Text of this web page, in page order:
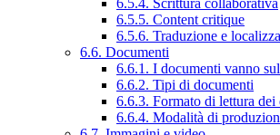
6.5.4. Scrittura collaborativa
6.5.5. Content critique
6.5.6. Traduzione e
6.6. Documenti
6.6.1. I documenti vanno
6.6.2. Tipi di documenti
6.6.3. Formato di lettura
6.6.4. Modalità di